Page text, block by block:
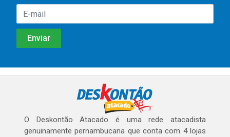
O Deskontão Atacado é uma rede atacadista
genuinamente pernambucana que conta com 4 lojas